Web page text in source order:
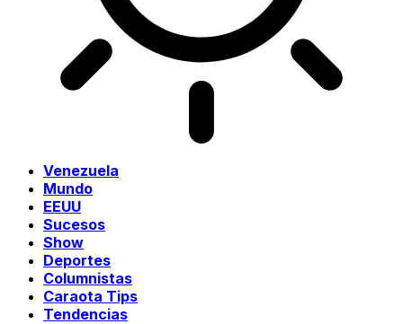
Venezuela
Mundo
EEUU
Sucesos
Show
Deportes
Columnistas
Caraota Tips
Tendencias